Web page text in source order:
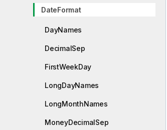
DateFormat
DayNames
DecimalSep
FirstWeekDay
LongDayNames
LongMonthNames
MoneyDecimalSep